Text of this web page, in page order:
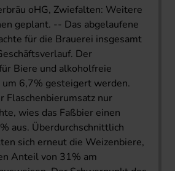
oHG, Zwiefalten: Weitere
geplant. -- Das abgelaufene
für die Brauerei insgesamt
Der
Biere und alkoholfreie
6,7% gesteigert werden.
Flaschenbierumsatz nur
wies das Faßbier einen
aus. Überdurchschnittlich
sich erneut die Weizenbiere,
Anteil von 31% am